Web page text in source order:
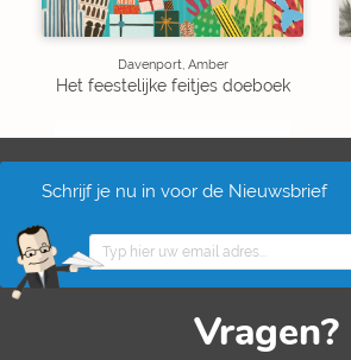
Davenport, Amber
Het feestelijke feitjes doeboek
Schrijf je nu in voor de Nieuwsbrief
Vragen?